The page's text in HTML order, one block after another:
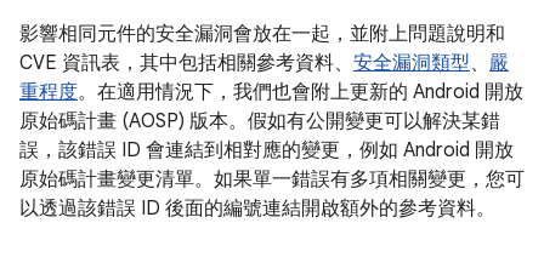
影響相同元件的安全漏洞會放在一起，並附上問題說明和
CVE 資訊表，其中包括相關參考資料、 安全漏洞類型、 嚴
重程度。在適用情況下，我們也會附上更新的 Android 開放
原始碼計畫 (AOSP) 版本。假如有公開變更可以解決某錯
誤，該錯誤 ID 會連結到相對應的變更，例如 Android 開放
原始碼計畫變更清單。如果單一錯誤有多項相關變更，您可
以透過該錯誤 ID 後面的編號連結開啟額外的參考資料。